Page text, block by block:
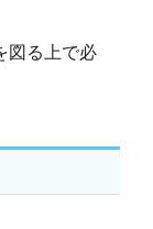
図る上で必